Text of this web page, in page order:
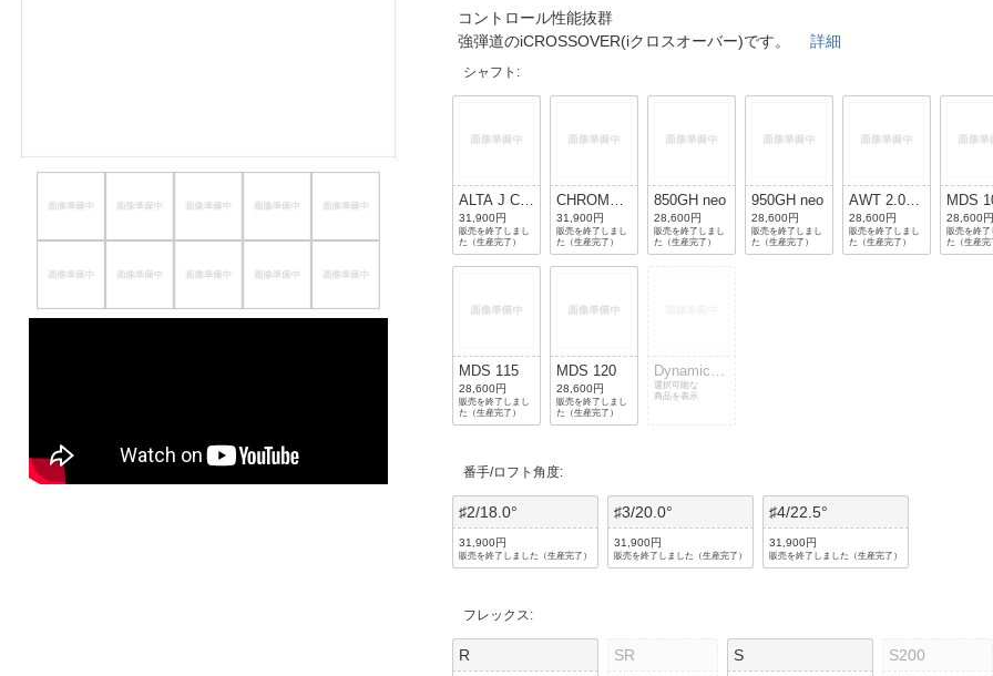
よくある質問・お問合せ
ご利用規約
コントロール性能抜群
強弾道のiCROSSOVER(iクロスオーバー)です。詳細
シャフト :
ALTA J CB
BLACK
31,900円
販売を終了しまし
た（生産完了）
CHROME
85
31,900円
販売を終了しまし
た（生産完了）
850GH neo
28,600円
販売を終了しまし
た（生産完了）
950GH neo
28,600円
販売を終了しまし
た（生産完了）
AWT 2.0
LITE
28,600円
販売を終了しまし
た（生産完了）
28,600
販売を終了
た（生産完
MDS 115
28,600円
販売を終了しまし
た（生産完了）
MDS 120
28,600円
販売を終了しまし
た（生産完了）
Dynamic
Gold
選択可能な
商品を表示
番手/ロフト角度:
♯2/18.0°
31,900円
販売を終了しました（生産完了）
♯3/20.0°
31,900円
販売を終了しました（生産完了）
♯4/22.5°
31,900円
販売を終了しました（生産完了）
フレックス:
R SR S S200